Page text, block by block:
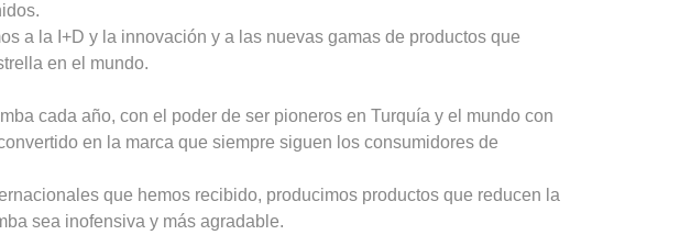
a la I+D y la innovación y a las nuevas gamas de productos que
en el mundo.
cada año, con el poder de ser pioneros en Turquía y el mundo con
en la marca que siempre siguen los consumidores de
que hemos recibido, producimos productos que reducen la
sea inofensiva y más agradable.